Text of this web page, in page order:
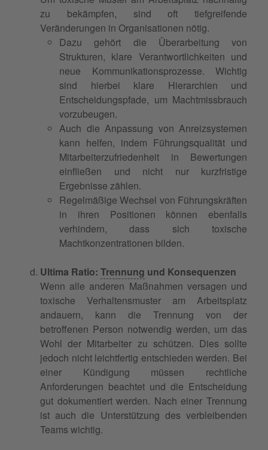
zu bekämpfen, sind oft tiefgreifende
Veränderungen in Organisationen nötig.
Dazu gehört die Überarbeitung von
Strukturen, klare Verantwortlichkeiten und
neue Kommunikationsprozesse. Wichtig
sind hierbei klare Hierarchien und
Entscheidungspfade, um Machtmissbrauch
vorzubeugen.
Auch die Anpassung von Anreizsystemen
kann helfen, indem Führungsqualität und
Mitarbeiterzufriedenheit in Bewertungen
einfließen und nicht nur kurzfristige
Ergebnisse zählen.
Regelmäßige Wechsel von Führungskräften
in ihren Positionen können ebenfalls
verhindern, dass sich toxische
Machtkonzentrationen bilden.
Ultima Ratio: Trennung und Konsequenzen
Wenn alle anderen Maßnahmen versagen und
toxische Verhaltensmuster am Arbeitsplatz
andauern, kann die Trennung von der
betroffenen Person notwendig werden, um das
Wohl der Mitarbeiter zu schützen. Dies sollte
jedoch nicht leichtfertig entschieden werden. Bei
einer Kündigung müssen rechtliche
Anforderungen beachtet und die Entscheidung
gut dokumentiert werden. Nach einer Trennung
ist auch die Unterstützung des verbleibenden
Teams wichtig.